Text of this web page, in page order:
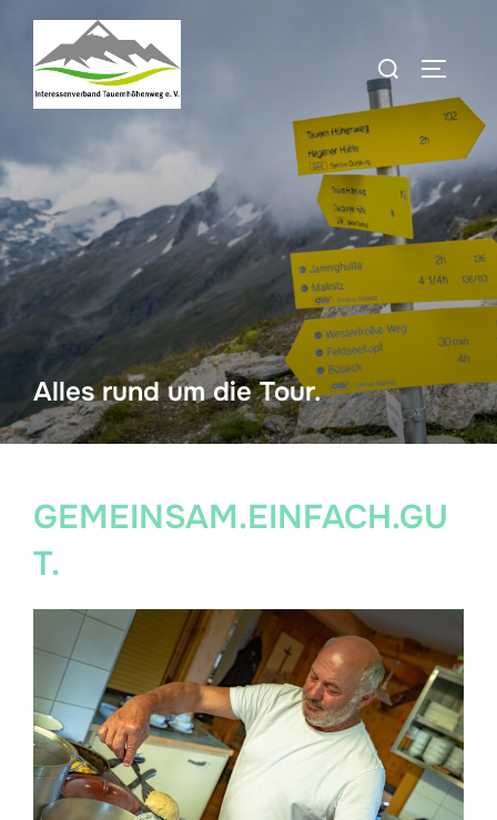
Zum
springen
Suchen
nach:
Alles rund um die Tour.
GEMEINSAM.EINFACH.GU
T.